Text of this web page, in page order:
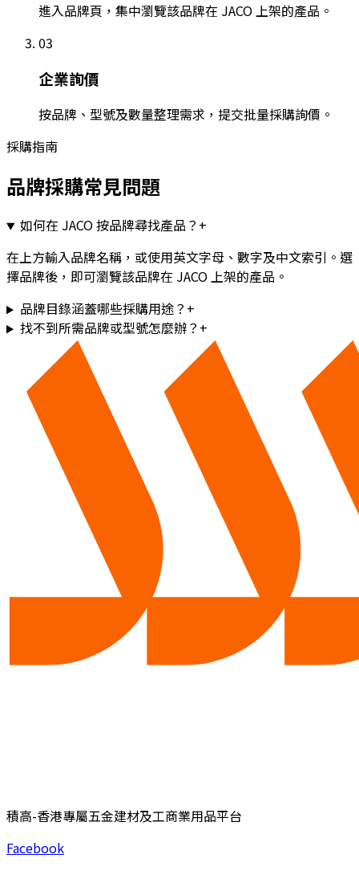
進入品牌頁，集中瀏覽該品牌在 JACO 上架的產品。
03
企業詢價
按品牌、型號及數量整理需求，提交批量採購詢價。
採購指南
品牌採購常見問題
如何在 JACO 按品牌尋找產品？ +
在上方輸入品牌名稱，或使用英文字母、數字及中文索引。選
擇品牌後，即可瀏覽該品牌在 JACO 上架的產品。
品牌目錄涵蓋哪些採購用途？ +
找不到所需品牌或型號怎麼辦？ +
積高-香港專屬五金建材及工商業用品平台
Facebook